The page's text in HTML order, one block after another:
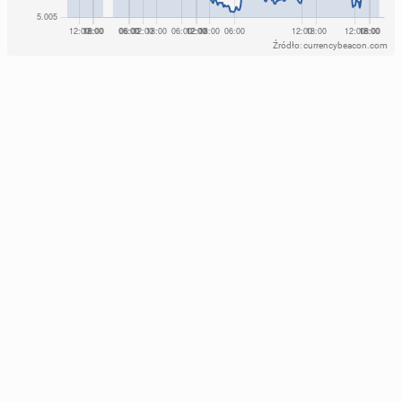
Źródło: currencybeacon.com